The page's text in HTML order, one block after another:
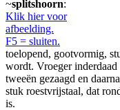
~splitshoorn:
Klik hier voor
afbeelding.
F5 = sluiten.
toelopend, gootvormig,
wordt. Vroeger
tweeën gezaagd en
stuk roestvrijstaal, dat
is.